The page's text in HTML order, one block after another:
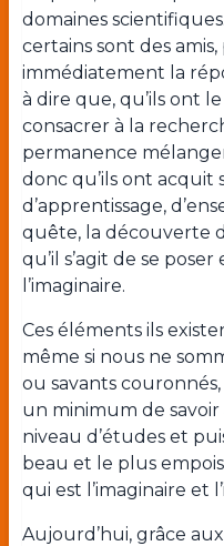
domaines
certains sont des
immédiatement la
à dire que, qu’ils ont
consacrer à la
permanence
donc qu’ils ont acquit
d’apprentissage,
quête, la découverte
qu’il s’agit de se
l’imaginaire.
Ces éléments ils
même si nous ne
ou savants
un minimum de
niveau d’études et
beau et le plus
qui est l’imaginaire et
Aujourd’hui, grâce